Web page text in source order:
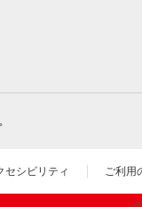
セシビリティ ご利用